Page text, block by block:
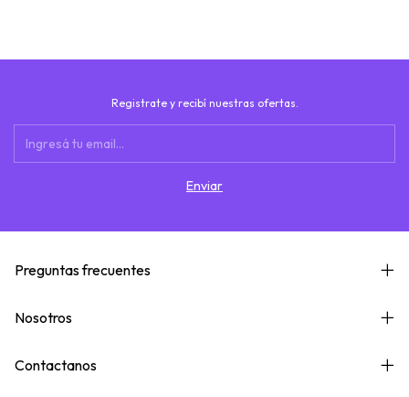
Registrate y recibí nuestras ofertas.
Preguntas frecuentes
Nosotros
Contactanos